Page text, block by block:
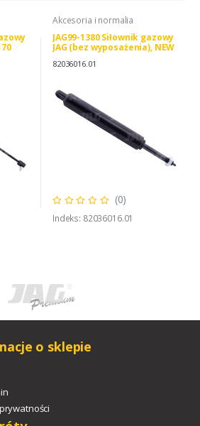
Akcesoria i normalia
JAG99-1380 Siłownik gazowy
JAG (bez wyposażenia), NEW
82036016.01
(0)
Indeks: 82036016.01
o sklepie